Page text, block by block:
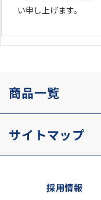
い申し上げます。
商品一覧
サイトマップ
採用情報